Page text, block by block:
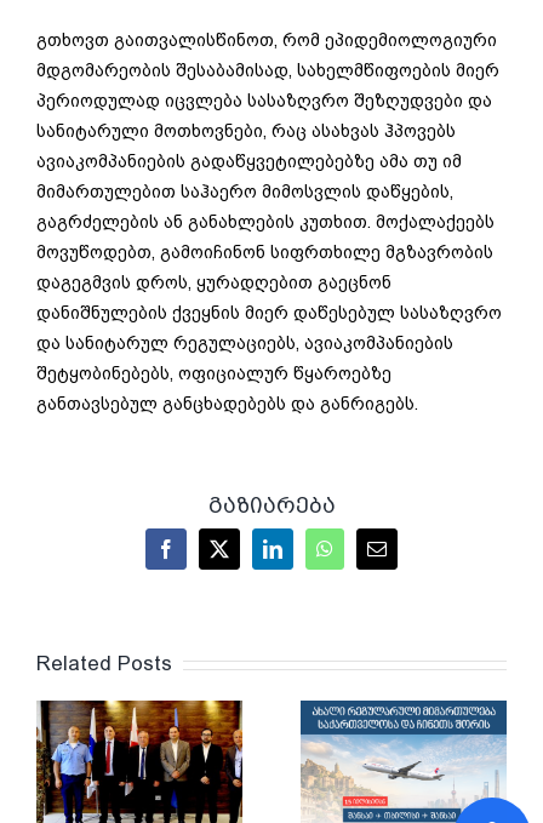
გთხოვთ გაითვალისწინოთ, რომ ეპიდემიოლოგიური
მდგომარეობის შესაბამისად, სახელმწიფოების მიერ
პერიოდულად იცვლება სასაზღვრო შეზღუდვები და
სანიტარული მოთხოვნები, რაც ასახვას ჰპოვებს
ავიაკომპანიების გადაწყვეტილებებზე ამა თუ იმ
მიმართულებით საჰაერო მიმოსვლის დაწყების,
გაგრძელების ან განახლების კუთხით. მოქალაქეებს
მოვუწოდებთ, გამოიჩინონ სიფრთხილე მგზავრობის
დაგეგმვის დროს, ყურადღებით გაეცნონ
დანიშნულების ქვეყნის მიერ დაწესებულ სასაზღვრო
და სანიტარულ რეგულაციებს, ავიაკომპანიების
შეტყობინებებს, ოფიციალურ წყაროებზე
განთავსებულ განცხადებებს და განრიგებს.
გაზიარება
Facebook
X LinkedInWhatsApp
Email
Related Posts